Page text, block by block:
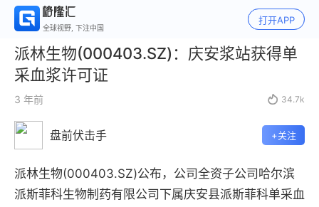
全球视野, 下注中国
打开APP
派林生物(000403.SZ)：庆安浆站获得单
采血浆许可证
3 年前  34.7k
盘前伏击手 +关注
派林生物(000403.SZ)公布，公司全资子公司哈尔滨
派斯菲科生物制药有限公司下属庆安县派斯菲科单采血